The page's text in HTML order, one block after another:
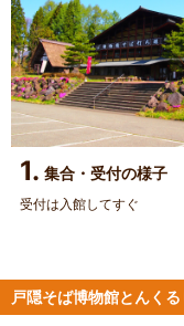
1. 集合・受付の様子
受付は入館してすぐ
戸隠そば博物館とんく